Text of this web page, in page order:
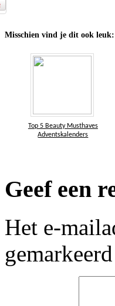
Misschien vind je dit ook leuk:
Top 5 Beauty Musthaves
Adventskalenders
Geef een
Het e-